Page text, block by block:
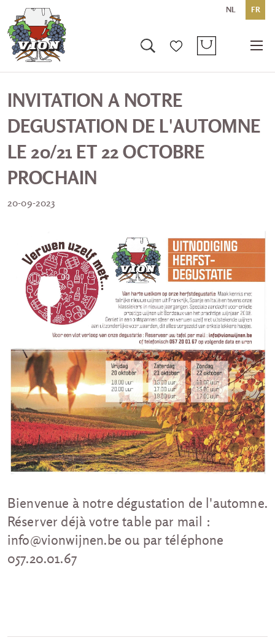
NL FR
INVITATION A NOTRE
DEGUSTATION DE L'AUTOMNE
LE 20/21 ET 22 OCTOBRE
PROCHAIN
20-09-2023
Bienvenue à notre dégustation de l'automne.
Réserver déjà votre table par mail :
info@vionwijnen.be ou par téléphone
057.20.01.67